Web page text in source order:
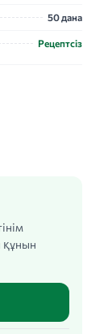
50 дана
Рецептсіз
құнын